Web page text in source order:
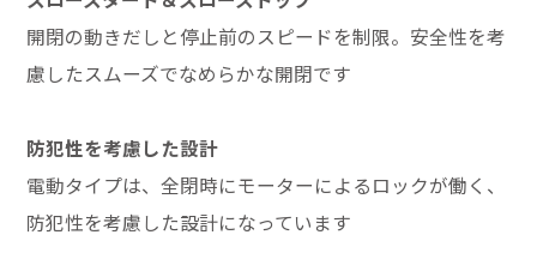
開閉の動きだしと停止前のスピードを制限。安全性を考
慮したスムーズでなめらかな開閉です
防犯性を考慮した設計
電動タイプは、全閉時にモーターによるロックが働く、
防犯性を考慮した設計になっています